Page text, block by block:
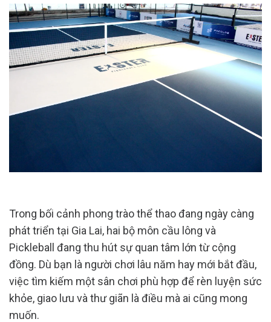
Trong bối cảnh phong trào thể thao đang ngày càng
phát triển tại Gia Lai, hai bộ môn cầu lông và
Pickleball đang thu hút sự quan tâm lớn từ cộng
đồng. Dù bạn là người chơi lâu năm hay mới bắt đầu,
việc tìm kiếm một sân chơi phù hợp để rèn luyện sức
khỏe, giao lưu và thư giãn là điều mà ai cũng mong
muốn.